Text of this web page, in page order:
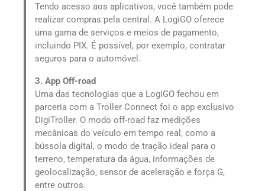
Tendo acesso aos aplicativos, você também pode
realizar compras pela central. A LogiGO oferece
uma gama de serviços e meios de pagamento,
incluindo PIX. É possível, por exemplo, contratar
seguros para o automóvel.
3. App Off-road
Uma das tecnologias que a LogiGO fechou em
parceria com a Troller Connect foi o app exclusivo
DigiTroller. O modo off-road faz medições
mecânicas do veículo em tempo real, como a
bússola digital, o modo de tração ideal para o
terreno, temperatura da água, informações de
geolocalização, sensor de aceleração e força G,
entre outros.